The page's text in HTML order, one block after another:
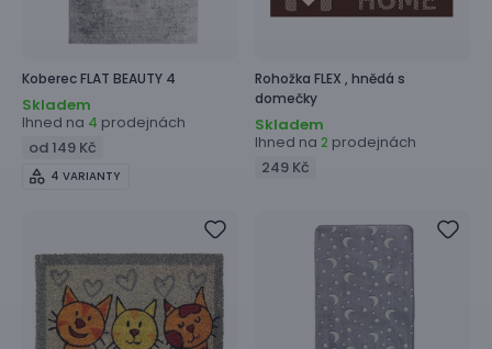
KoberecFLAT BEAUTY 4
Skladem
Ihned na 4 prodejnách
od 149 Kč
4 VARIANTY
Rohožka FLEX , hnědá s
domečky
Skladem
Ihned na 2 prodejnách
249 Kč